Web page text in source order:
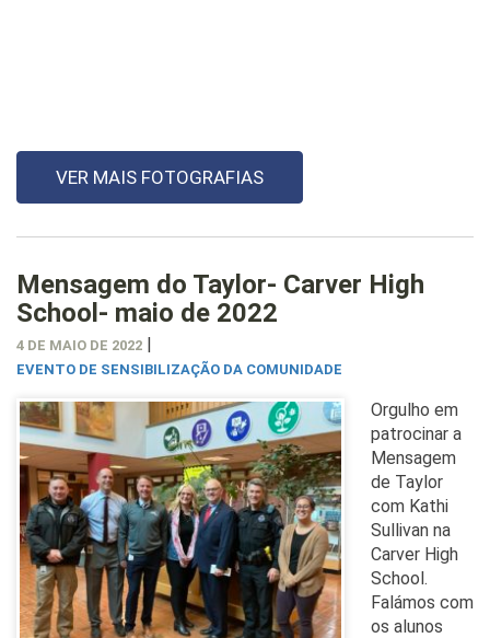
VER MAIS FOTOGRAFIAS
Mensagem do Taylor- Carver High
School- maio de 2022
4 DE MAIO DE 2022 |
EVENTO DE SENSIBILIZAÇÃO DA COMUNIDADE
Orgulho em
patrocinar a
Mensagem
de Taylor
com Kathi
Sullivan na
Carver High
School.
Falámos com
os alunos